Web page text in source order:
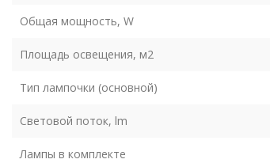
Общая мощность, W
Площадь освещения, м2
Тип лампочки (основной)
Световой поток, lm
Лампы в комплекте